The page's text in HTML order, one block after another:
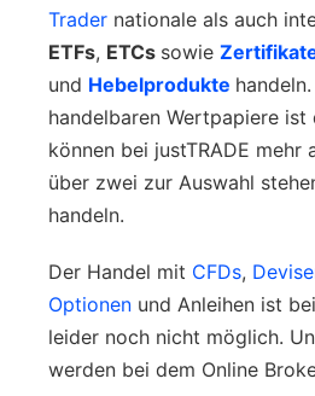
Trader nationale als auch
ETFs, ETCs sowie
und Hebelprodukte
handelbaren Wertpapiere ist
können bei justTRADE mehr
über zwei zur Auswahl
handeln.
Der Handel mit CFDs,
Optionen und Anleihen ist
leider noch nicht möglich.
werden bei dem Online